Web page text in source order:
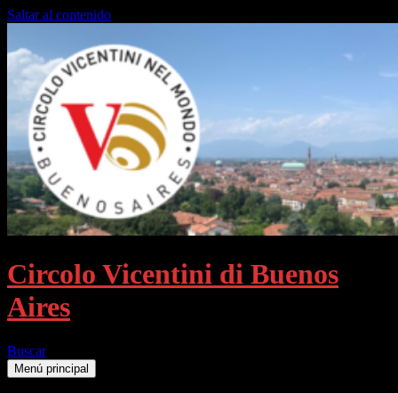
Saltar al contenido
Circolo Vicentini di Buenos
Aires
Buscar
Menú principal